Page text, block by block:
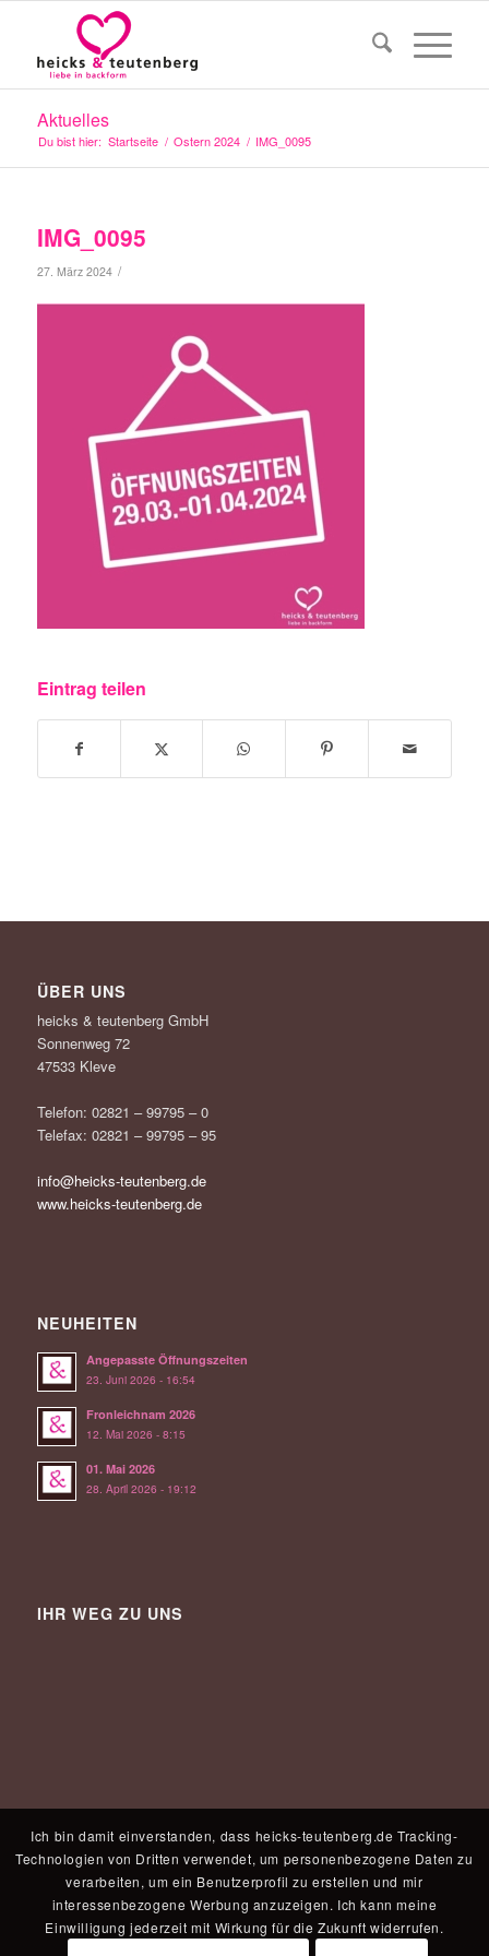
Aktuelles
Du bist hier: Startseite / Ostern 2024 / IMG_0095
IMG_0095
27. März 2024 /
Eintrag teilen
ÜBER UNS
heicks & teutenberg GmbH
Sonnenweg 72
47533 Kleve
Telefon: 02821 – 99795 – 0
Telefax: 02821 – 99795 – 95
info@heicks-teutenberg.de
www.heicks-teutenberg.de
NEUHEITEN
Angepasste Öffnungszeiten
23. Juni 2026 - 16:54
Fronleichnam 2026
12. Mai 2026 - 8:15
01. Mai 2026
28. April 2026 - 19:12
IHR WEG ZU UNS
Ich bin damit einverstanden, dass heicks-teutenberg.de Tracking-
Technologien von Dritten verwendet, um personenbezogene Daten zu
verarbeiten, um ein Benutzerprofil zu erstellen und mir
interessenbezogene Werbung anzuzeigen. Ich kann meine
Einwilligung jederzeit mit Wirkung für die Zukunft widerrufen.